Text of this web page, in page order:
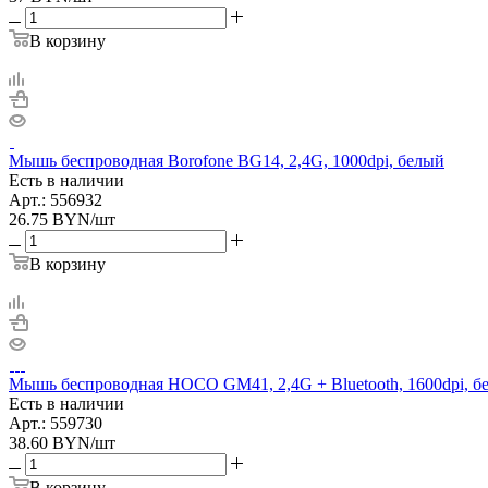
В корзину
Мышь беспроводная Borofone BG14, 2,4G, 1000dpi, белый
Есть в наличии
Арт.: 556932
26.75 BYN/шт
В корзину
Мышь беспроводная HOCO GM41, 2,4G + Bluetooth, 1600dpi,
Есть в наличии
Арт.: 559730
38.60 BYN/шт